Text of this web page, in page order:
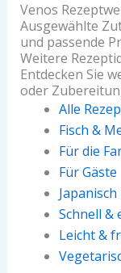
Venos
Ausgewählte
und passende
Weitere
Entdecken Sie
oder
Alle
Fisch &
Für die
Für Gäste
Schnell &
Leicht &